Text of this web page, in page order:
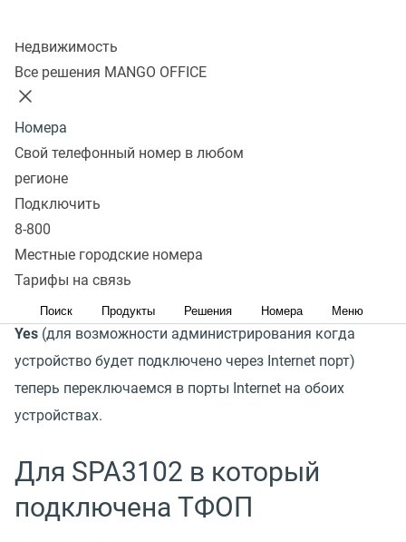
Недвижимость
Все решения MANGO OFFICE
Номера
Свой телефонный номер в любом
регионе
Подключить
8-800
Местные городские номера
Тарифы на связь
Поиск Продукты Решения Номера Меню
Ethernet
сервер. В настройках
WAN Setup IP адрес,
IP адрес для
телефонная линия общего пользования
192.168.1.209, а устройство к которому подключен
телефонный аппарат
Connection Type – Static IP,Enable WAN Web Server –
Yes (для возможности администрирования когда
устройство будет подключено через Internet порт)
теперь переключаемся в порты Internet на обоих
устройствах.
Для SPA3102 в который
подключена ТФОП